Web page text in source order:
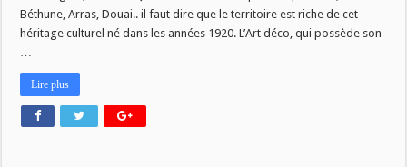
ET
LA
LENS
Béthune, Arras, Douai.. il faut dire que le territoire est riche de cet
héritage culturel né dans les années 1920. L’Art déco, qui possède son
…
Lire plus